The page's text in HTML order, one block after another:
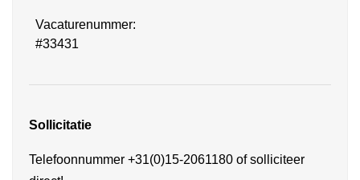
Vacaturenummer:
#33431
Sollicitatie
Telefoonnummer +31(0)15-2061180 of solliciteer